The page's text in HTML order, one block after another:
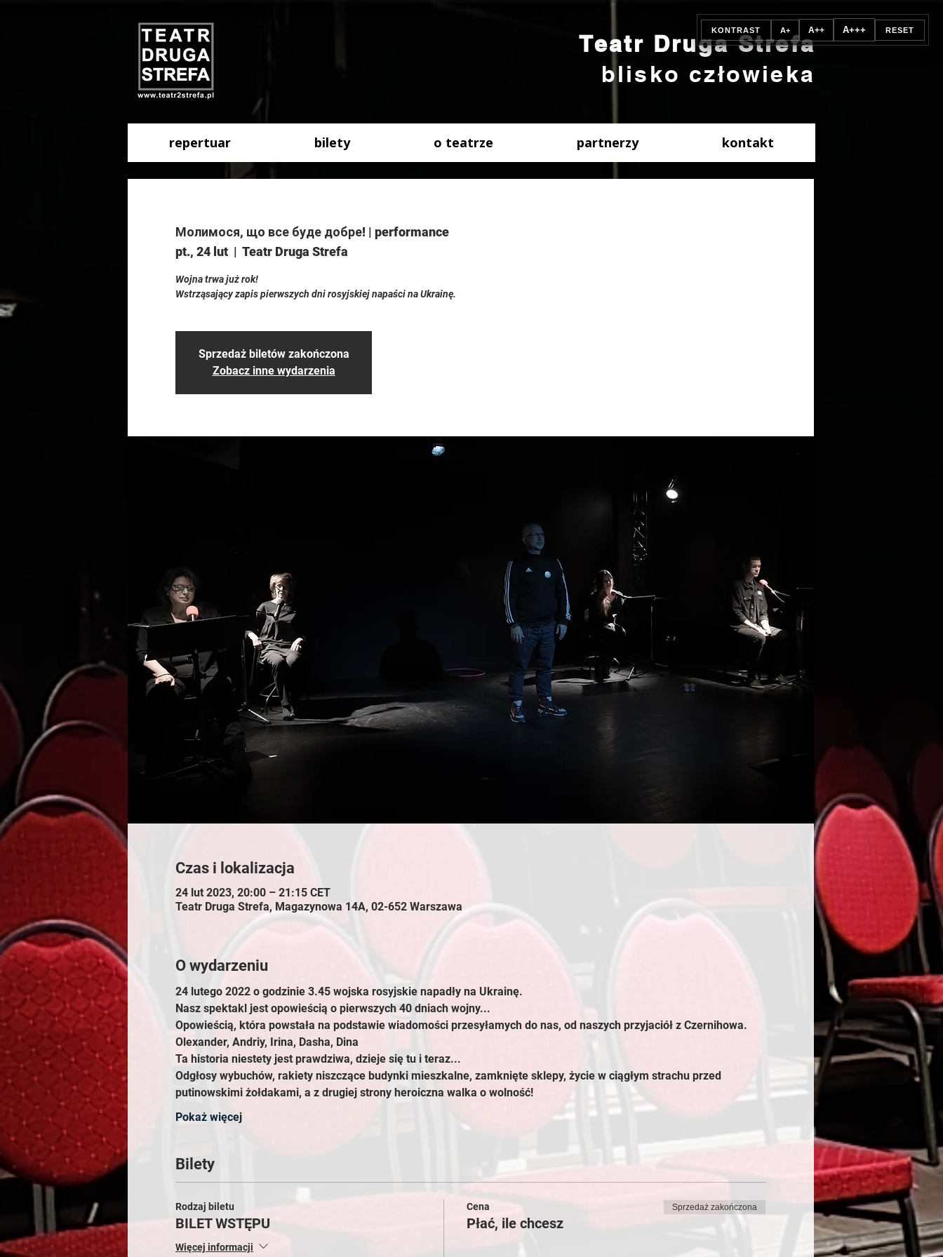
Teatr Druga Strefa
blisko człowieka
repertuar bilety o teatrze partnerzy kontakt
Молимося, що все буде добре! | performance
pt., 24 lut
  |
Teatr Druga Strefa
Wojna trwa już rok!
Wstrząsający zapis pierwszych dni rosyjskiej napaści na Ukrainę.
Sprzedaż biletów zakończona
Zobacz inne wydarzenia
Czas i lokalizacja
24 lut 2023, 20:00 – 21:15 CET
Teatr Druga Strefa, Magazynowa 14A, 02-652 Warszawa
O wydarzeniu
24 lutego 2022 o godzinie 3.45 wojska rosyjskie napadły na Ukrainę.
Nasz spektakl jest opowieścią o pierwszych 40 dniach wojny...
Opowieścią, która powstała na podstawie wiadomości przesyłamych do nas, od naszych przyjaciół z Czernihowa.
Olexander, Andriy, Irina, Dasha, Dina
Ta historia niestety jest prawdziwa, dzieje się tu i teraz...
Odgłosy wybuchów, rakiety niszczące budynki mieszkalne, zamknięte sklepy, życie w ciągłym strachu przed
putinowskimi żołdakami, a z drugiej strony heroiczna walka o wolność!
Pokaż więcej
Bilety
Rodzaj biletu
BILET WSTĘPU
Więcej informacji
Cena
Płać, ile chcesz
Sprzedaż zakończona
KONTRAST A+ A++ A+++ RESET